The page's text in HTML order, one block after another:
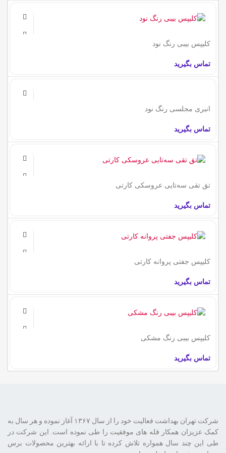
کلیپس بیبی رنگ نود
تماس بگیرید
انبری مجلسی رنگ نود
تماس بگیرید
تق تقی سه‌تایی عروسکی کارتی
تماس بگیرید
کلیپس جفتی پروانه کارتی
تماس بگیرید
کلیپس بیبی رنگ مشکی
تماس بگیرید
شرکت تهران بهداشت فعالیت خود را از سال ۱۳۶۷ آغاز نموده و هر سال به
کمک عزیزان همکار قله های موفقیت را طی نموده است. این شرکت در
طی این چند سال همواره تلاش کرده تا با ارائه بهترین محصولات برس